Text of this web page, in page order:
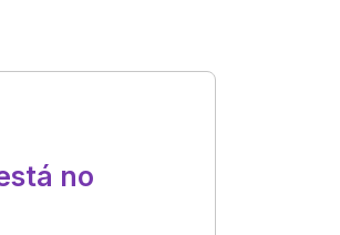
no